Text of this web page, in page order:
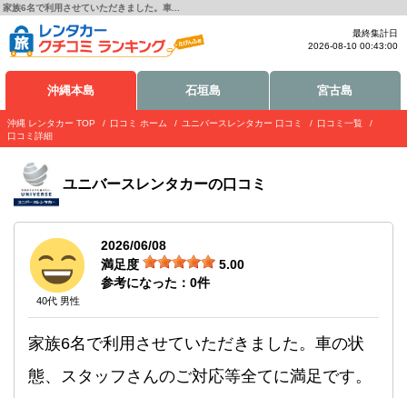
家族6名で利用させていただきました。車...
最終集計日
2026-08-10 00:43:00
沖縄本島 石垣島 宮古島
沖縄 レンタカー TOP 口コミ ホーム ユニバースレンタカー 口コミ
口コミ一覧
口コミ詳細
ユニバースレンタカーの口コミ
40代 男性
2026/06/08
満足度
5.00
参考になった： 0件
家族6名で利用させていただきました。車の状
態、スタッフさんのご対応等全てに満足です。